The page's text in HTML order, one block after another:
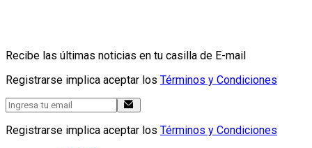
Recibe las últimas noticias en tu casilla de E-mail
Registrarse implica aceptar los Términos y Condiciones
Registrarse implica aceptar los Términos y Condiciones